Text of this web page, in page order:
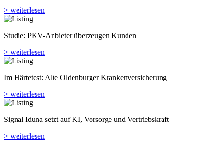
> weiterlesen
Studie: PKV-Anbieter überzeugen Kunden
> weiterlesen
Im Härtetest: Alte Oldenburger Kranken­versicherung
> weiterlesen
Signal Iduna setzt auf KI, Vorsorge und Vertriebskraft
> weiterlesen